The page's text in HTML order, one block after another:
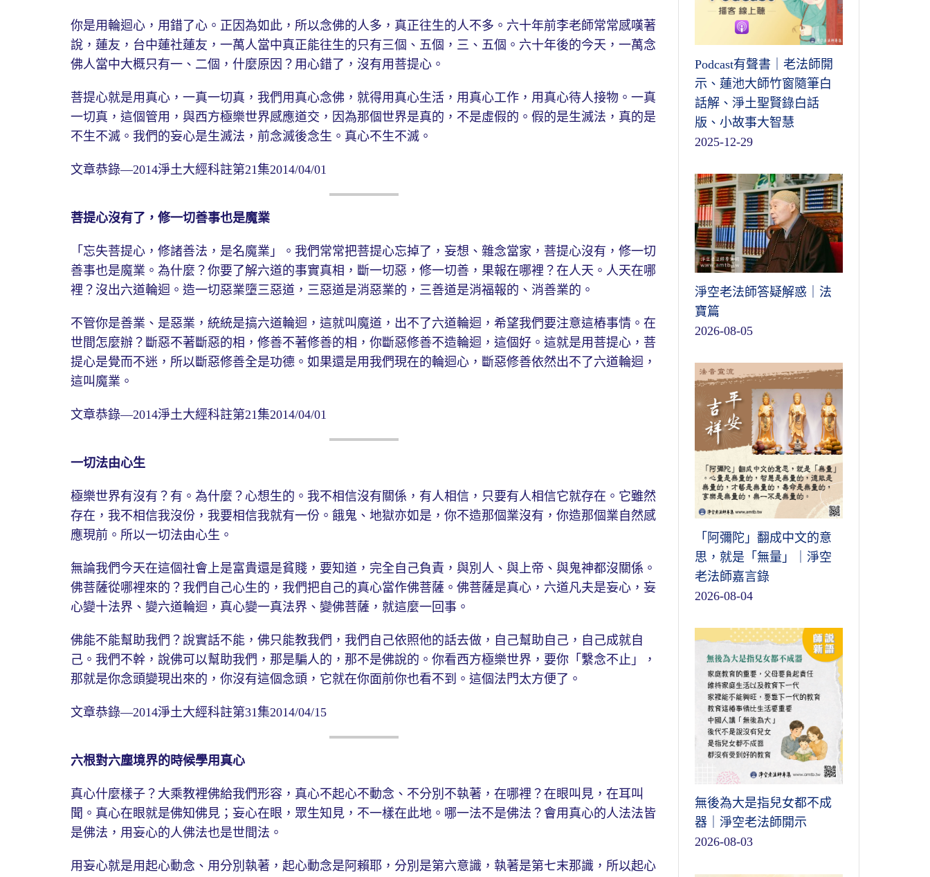
你是用輪迴心，用錯了心。正因為如此，所以念佛的人多，真正往生的人不多。六十年前李老師常常感嘆著
說，蓮友，台中蓮社蓮友，一萬人當中真正能往生的只有三個、五個，三、五個。六十年後的今天，一萬念
佛人當中大概只有一、二個，什麼原因？用心錯了，沒有用菩提心。
菩提心就是用真心，一真一切真，我們用真心念佛，就得用真心生活，用真心工作，用真心待人接物。一真
一切真，這個管用，與西方極樂世界感應道交，因為那個世界是真的，不是虛假的。假的是生滅法，真的是
不生不滅。我們的妄心是生滅法，前念滅後念生。真心不生不滅。
文章恭錄—2014淨土大經科註第21集2014/04/01
菩提心沒有了，修一切善事也是魔業
「忘失菩提心，修諸善法，是名魔業」。我們常常把菩提心忘掉了，妄想、雜念當家，菩提心沒有，修一切
善事也是魔業。為什麼？你要了解六道的事實真相，斷一切惡，修一切善，果報在哪裡？在人天。人天在哪
裡？沒出六道輪迴。造一切惡業墮三惡道，三惡道是消惡業的，三善道是消福報的、消善業的。
不管你是善業、是惡業，統統是搞六道輪迴，這就叫魔道，出不了六道輪迴，希望我們要注意這樁事情。在
世間怎麼辦？斷惡不著斷惡的相，修善不著修善的相，你斷惡修善不造輪迴，這個好。這就是用菩提心，菩
提心是覺而不迷，所以斷惡修善全是功德。如果還是用我們現在的輪迴心，斷惡修善依然出不了六道輪迴，
這叫魔業。
文章恭錄—2014淨土大經科註第21集2014/04/01
一切法由心生
極樂世界有沒有？有。為什麼？心想生的。我不相信沒有關係，有人相信，只要有人相信它就存在。它雖然
存在，我不相信我沒份，我要相信我就有一份。餓鬼、地獄亦如是，你不造那個業沒有，你造那個業自然感
應現前。所以一切法由心生。
無論我們今天在這個社會上是富貴還是貧賤，要知道，完全自己負責，與別人、與上帝、與鬼神都沒關係。
佛菩薩從哪裡來的？我們自己心生的，我們把自己的真心當作佛菩薩。佛菩薩是真心，六道凡夫是妄心，妄
心變十法界、變六道輪迴，真心變一真法界、變佛菩薩，就這麼一回事。
佛能不能幫助我們？說實話不能，佛只能教我們，我們自己依照他的話去做，自己幫助自己，自己成就自
己。我們不幹，說佛可以幫助我們，那是騙人的，那不是佛說的。你看西方極樂世界，要你「繫念不止」，
那就是你念頭變現出來的，你沒有這個念頭，它就在你面前你也看不到。這個法門太方便了。
文章恭錄—2014淨土大經科註第31集2014/04/15
六根對六塵境界的時候學用真心
真心什麼樣子？大乘教裡佛給我們形容，真心不起心不動念、不分別不執著，在哪裡？在眼叫見，在耳叫
聞。真心在眼就是佛知佛見；妄心在眼，眾生知見，不一樣在此地。哪一法不是佛法？會用真心的人法法皆
是佛法，用妄心的人佛法也是世間法。
用妄心就是用起心動念、用分別執著，起心動念是阿賴耶，分別是第六意識，執著是第七末那識，所以起心
Podcast有聲書｜老法師開
示、蓮池大師竹窗隨筆白
話解、淨土聖賢錄白話
版、小故事大智慧
2025-12-29
淨空老法師答疑解惑｜法
寶篇
2026-08-05
「阿彌陀」翻成中文的意
思，就是「無量」｜淨空
老法師嘉言錄
2026-08-04
無後為大是指兒女都不成
器｜淨空老法師開示
2026-08-03